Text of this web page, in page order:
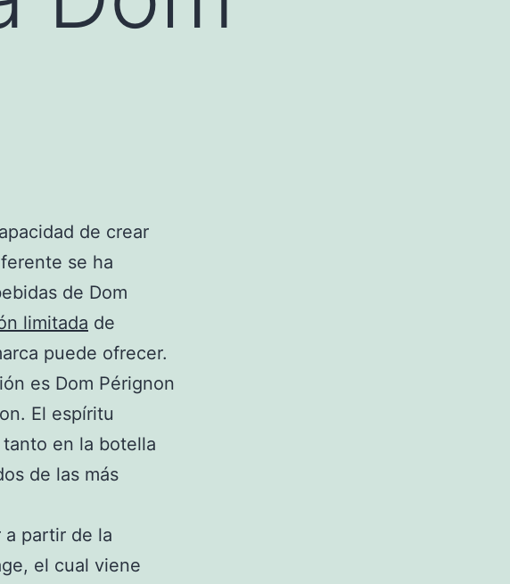
de crear
se ha
de Dom
limitada de
puede ofrecer.
es Dom Pérignon
El espíritu
en la botella
de las más
partir de la
el cual viene